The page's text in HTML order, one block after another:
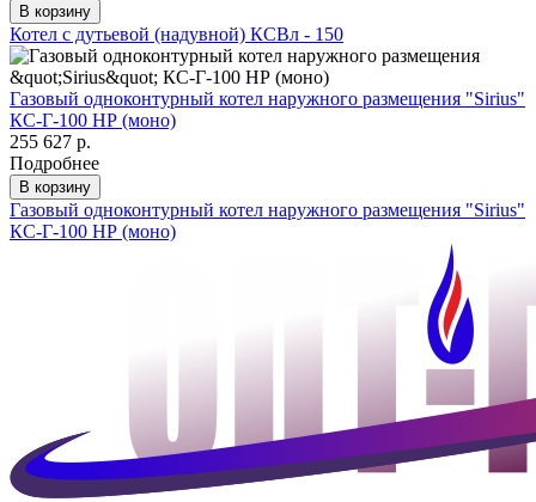
В корзину
Котел с дутьевой (надувной) КСВл - 150
Газовый одноконтурный котел наружного размещения "Sirius"
КС-Г-100 НР (моно)
255 627 р.
Подробнее
В корзину
Газовый одноконтурный котел наружного размещения "Sirius"
КС-Г-100 НР (моно)